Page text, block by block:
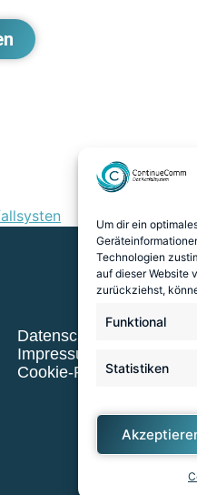
Um dir ein
Technologien
auf dieser Website
zurückziehst,
Funktional
Statistiken
Datenschutz
Impressum
Cookie-Richtlinie (EU)